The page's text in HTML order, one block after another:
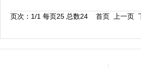
页次：1/1 每页25 总数24 首页 上一页